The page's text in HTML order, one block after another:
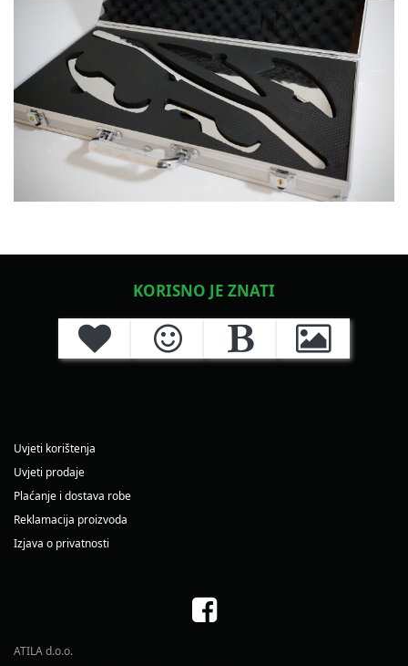
KORISNO JE ZNATI
Uvjeti korištenja
Uvjeti prodaje
Plaćanje i dostava robe
Reklamacija proizvoda
Izjava o privatnosti
ATILA d.o.o.